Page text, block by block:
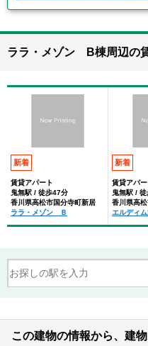
ララ・メゾン B棟周辺の
新着
賃貸アパート
鬼無駅 / 徒歩47分
香川県高松市国分寺町新居
ララ・メゾン Ｂ
新着
賃貸アパー
鬼無駅 /
香川県高
エルディ
この建物の情報から、建